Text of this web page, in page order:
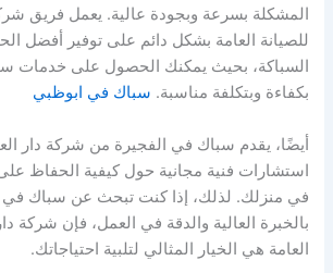
المشكلة بسرعة وبجودة عالية. يعمل فريق
للصيانة العامة بشكل دائم على توفير أفضل
السباكة، بحيث يمكنك الحصول على خدمات
بكفاءة وبتكلفة مناسبة. سباك في ابوظبي
أيضًا، يقدم سباك في الفجيرة من شركة دار
استشارات فنية مجانية حول كيفية الحفاظ
في منزلك. لذلك، إذا كنت تبحث عن سباك في
بالخبرة العالية والدقة في العمل، فإن شركة
العامة هي الخيار المثالي لتلبية احتياجاتك.